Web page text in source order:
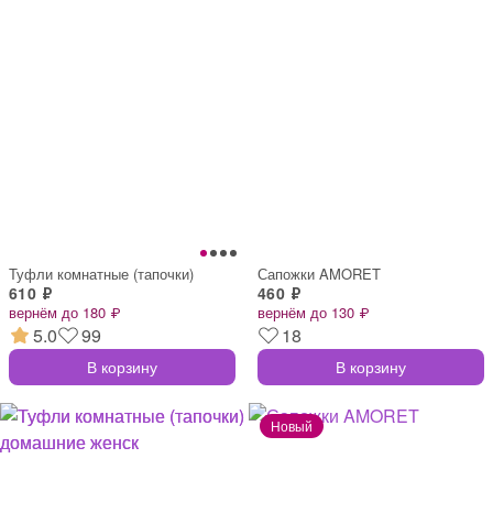
Туфли комнатные (тапочки)
610 ₽
вернём до 180 ₽
5.0 99
В корзину
Сапожки AMORET
460 ₽
вернём до 130 ₽
18
В корзину